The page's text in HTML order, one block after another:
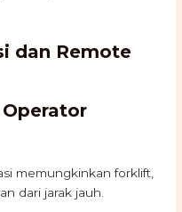
dan Remote
memungkinkan forklift,
dari jarak jauh.